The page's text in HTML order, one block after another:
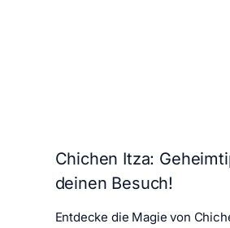
Chichen Itza:
deinen Besuch!
Entdecke die Magie von